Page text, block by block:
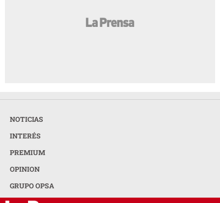
NOTICIAS
INTERÉS
PREMIUM
OPINION
GRUPO OPSA